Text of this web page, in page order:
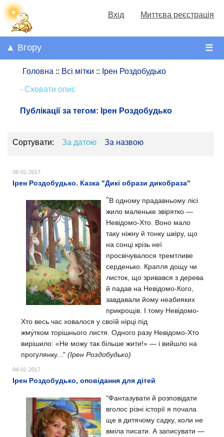
Вхід Миттєва реєстрація
☰
▲ Вгору
Головна :: Всі мітки :: Ірен Роздобудько
- Сховати опис
Публікації за тегом: Ірен Роздобудько
Сортувати: За датою За назвою
08-01-2017
Ірен Роздобудько. Казка "Дикі образи дикобраза"
"В одному прадавньому лісі
жило маленьке звірятко —
Невідомо-Хто. Воно мало
таку ніжну й тонку шкіру, що
на сонці крізь неї
просвічувалося тремтливе
серденько. Крапля дощу чи
листок, що зривався з дерева
й падав на Невідомо-Кого,
завдавали йому неабияких
прикрощів. І тому Невідомо-
Хто весь час ховалося у своїй нірці під
жму́тком торішнього листя. Одного разу Невідомо-Хто
вирішило: «Не можу так більше жити!» — і вийшло на
прогулянку..." (Ірен Роздобудько)
04-01-2017
Ірен Роздобудько, оповідання для дітей
"Фантазувати й розповідати
вголос різні історії я почала
ще в дитячому садку, коли не
вміла писати. А записувати —